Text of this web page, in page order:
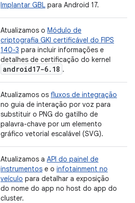
Implantar GBL para Android 17.
Atualizamos o Módulo de
criptografia GKI certificável do FIPS
140-3 para incluir informações e
detalhes de certificação do kernel
android17-6. 18 .
Atualizamos os fluxos de integração
no guia de interação por voz para
substituir o PNG do gatilho de
palavra-chave por um elemento
gráfico vetorial escalável (SVG).
Atualizamos a API do painel de
instrumentos e o infotainment no
veículo para detalhar a exposição
do nome do app no host do app do
cluster.